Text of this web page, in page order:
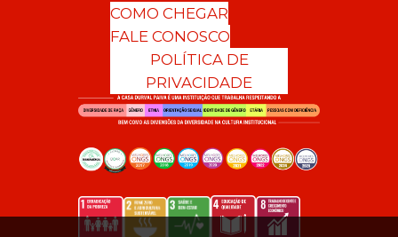
COMO CHEGAR
FALE CONOSCO
POLÍTICA DE
PRIVACIDADE